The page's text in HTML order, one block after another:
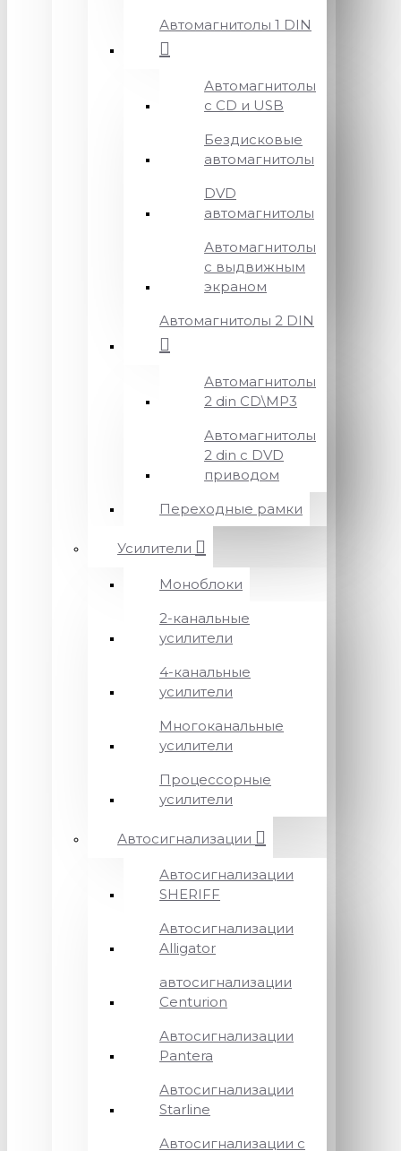
Автомагнитолы 1 DIN
Автомагнитолы
с CD и USB
Бездисковые
автомагнитолы
DVD
автомагнитолы
Автомагнитолы
с выдвижным
экраном
Автомагнитолы 2 DIN
Автомагнитолы
2 din CD\MP3
Автомагнитолы
2 din с DVD
приводом
Переходные рамки
Усилители
Моноблоки
2-канальные
усилители
4-канальные
усилители
Многоканальные
усилители
Процессорные
усилители
Автосигнализации
Автосигнализации
SHERIFF
Автосигнализации
Alligator
автосигнализации
Centurion
Автосигнализации
Pantera
Автосигнализации
Starline
Автосигнализации с